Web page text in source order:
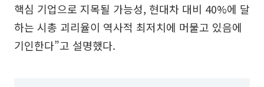
핵심 기업으로 지목될 가능성, 현대차 대비 40%에 달
하는 시총 괴리율이 역사적 최저치에 머물고 있음에
기인한다”고 설명했다.